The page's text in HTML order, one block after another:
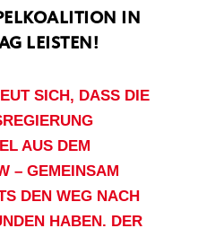
IN
LEISTEN!
SICH, DASS DIE
AUS DEM
– GEMEINSAM
DEN WEG NACH
HABEN. DER